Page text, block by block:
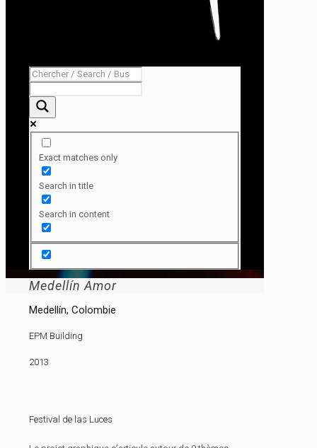
Exact matches only
Search in title
Search in content
Medellín Amor
Medellín, Colombie
EPM Building
2013
Festival de las Luces